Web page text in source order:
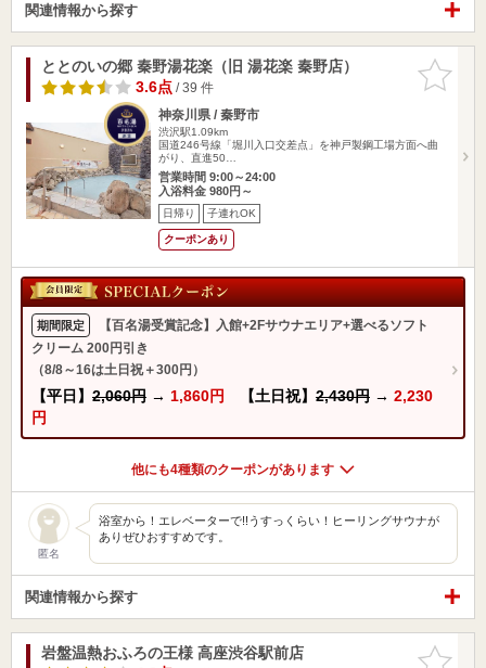
関連情報から探す
お気に入
りに追加
ととのいの郷 秦野湯花楽（旧 湯花楽 秦野店）
3.6点/ 39 件
神奈川県 / 秦野市
渋沢駅1.09km
国道246号線「堀川入口交差点」を神戸製鋼工場方面へ曲
がり、直進50…
営業時間 9:00～24:00
入浴料金 980円～
日帰り 子連れOK
クーポンあり
期間限定
【百名湯受賞記念】入館+2Fサウナエリア+選べるソフト
クリーム 200円引き
（8/8～16は土日祝＋300円）
【平日】 2,060円 → 1,860円 【土日祝】 2,430円 → 2,230
円
他にも4種類のクーポンがあります
匿名
浴室から！エレベーターで!!うすっくらい！ヒーリングサウナが
ありぜひおすすめです。
関連情報から探す
お気に入
岩盤温熱おふろの王様 高座渋谷駅前店